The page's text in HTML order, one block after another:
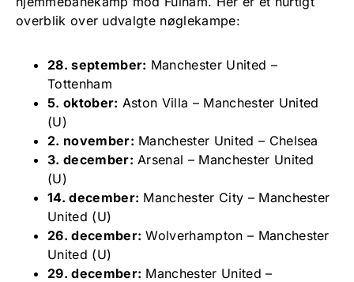
overblik over udvalgte nøglekampe:
28. september: Manchester United –
Tottenham
5. oktober: Aston Villa – Manchester United
(U)
2. november: Manchester United – Chelsea
3. december: Arsenal – Manchester United
(U)
14. december: Manchester City – Manchester
United (U)
26. december: Wolverhampton – Manchester
United (U)
29. december: Manchester United –